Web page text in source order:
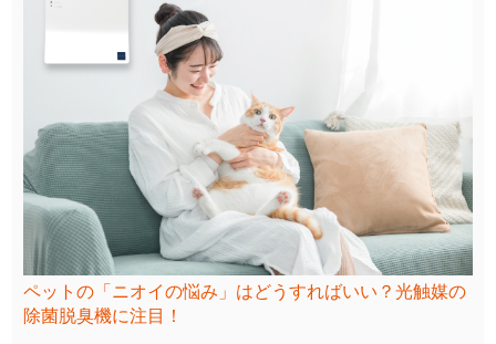
ペットの「ニオイの悩み」はどうすればいい？光触媒の
除菌脱臭機に注目！